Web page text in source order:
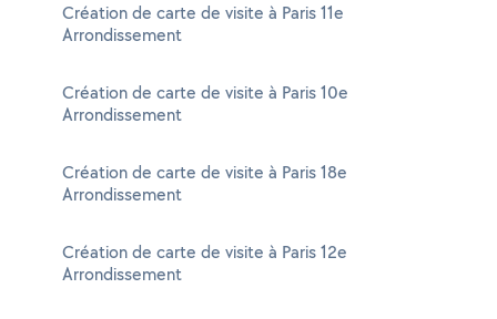
Création de carte de visite à Paris 11e
Arrondissement
Création de carte de visite à Paris 10e
Arrondissement
Création de carte de visite à Paris 18e
Arrondissement
Création de carte de visite à Paris 12e
Arrondissement